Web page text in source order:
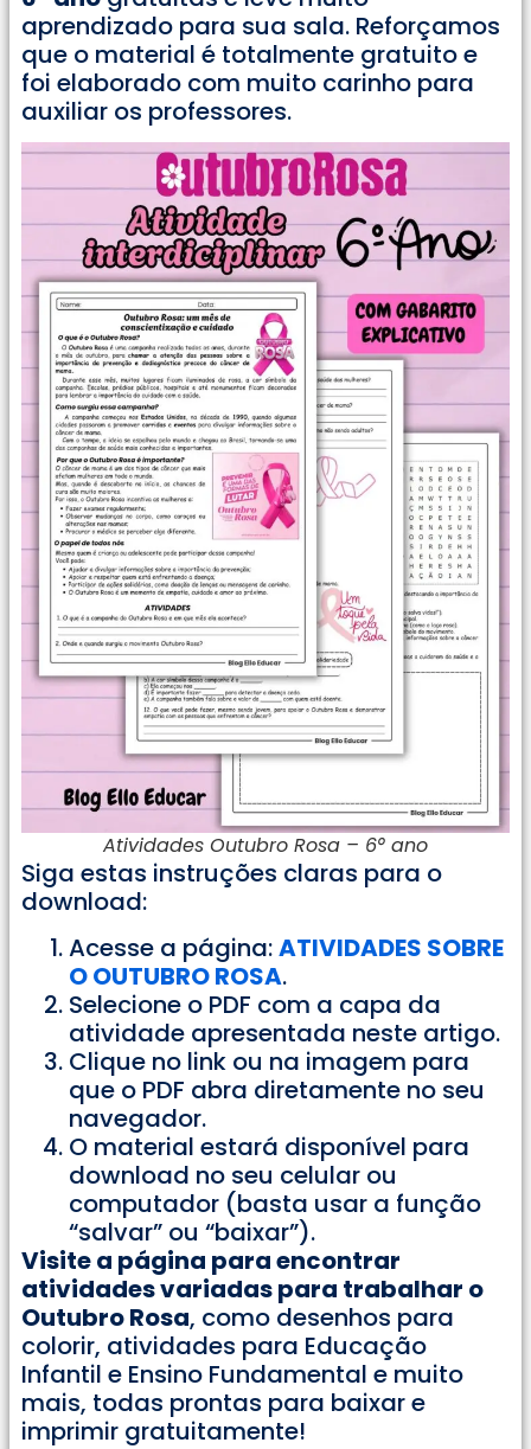
aprendizado para sua sala. Reforçamos
que o material é totalmente gratuito e
foi elaborado com muito carinho para
auxiliar os professores.
Atividades Outubro Rosa – 6° ano
Siga estas instruções claras para o
download:
Acesse a página:ATIVIDADES SOBRE
O OUTUBRO ROSA.
Selecione o PDF com a capa da
atividade apresentada neste artigo.
Clique no link ou na imagem para
que o PDF abra diretamente no seu
navegador.
O material estará disponível para
download no seu celular ou
computador (basta usar a função
“salvar” ou “baixar”).
Visite a página para encontrar
atividades variadas para trabalhar o
Outubro Rosa, como desenhos para
colorir, atividades para Educação
Infantil e Ensino Fundamental e muito
mais, todas prontas para baixar e
imprimir gratuitamente!